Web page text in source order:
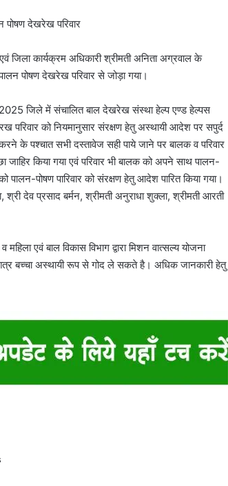
पोषण देखरेख परिवार
कार्यक्रम अधिकारी श्रीमती अनिता अग्रवाल के
पोषण देखरेख परिवार से जोड़ा गया।
2025 जिले में संचालित बाल देखरेख संस्था हेल्प एण्ड हेल्पस
परिवार को नियमानुसार संरक्षण हेतु अस्थायी आदेश पर सपुर्द
के पश्चात सभी दस्तावेज सही पाये जाने पर बालक व परिवार
जाहिर किया गया एवं परिवार भी बालक को अपने साथ पालन-
पोषण पारिवार को संरक्षण हेतु आदेश पारित किया गया।
श्री देव प्रसाद बर्मन, श्रीमती अनुराधा शुक्ला, श्रीमती आरती
एवं बाल विकास विभाग द्वारा मिशन वात्सल्य योजना
बच्चा अस्थायी रूप से गोद ले सकते है। अधिक जानकारी हेतु